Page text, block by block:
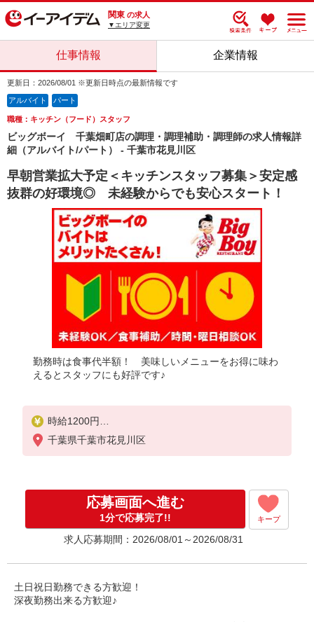
関東 の求人
▼エリア変更
仕事情報 企業情報
更新日：2026/08/01 ※更新日時点の最新情報です
アルバイト パート
職種：キッチン（フード）スタッフ
ビッグボーイ 千葉畑町店の調理・調理補助・調理師の求人情報詳
細（アルバイト/パート） - 千葉市花見川区
早朝営業拡大予定＜キッチンスタッフ募集＞安定感
抜群の好環境◎ 未経験からでも安心スタート！
勤務時は食事代半額！ 美味しいメニューをお得に味わ
えるとスタッフにも好評です♪
時給1200円
※22:00以降は時給1600円（深夜加給＋100円含む）
※高校生時給1200円
千葉県千葉市花見川区
応募画面へ進む
1分で応募完了!! キープ
求人応募期間：2026/08/01～2026/08/31
土日祝日勤務できる方歓迎！
深夜勤務出来る方歓迎♪